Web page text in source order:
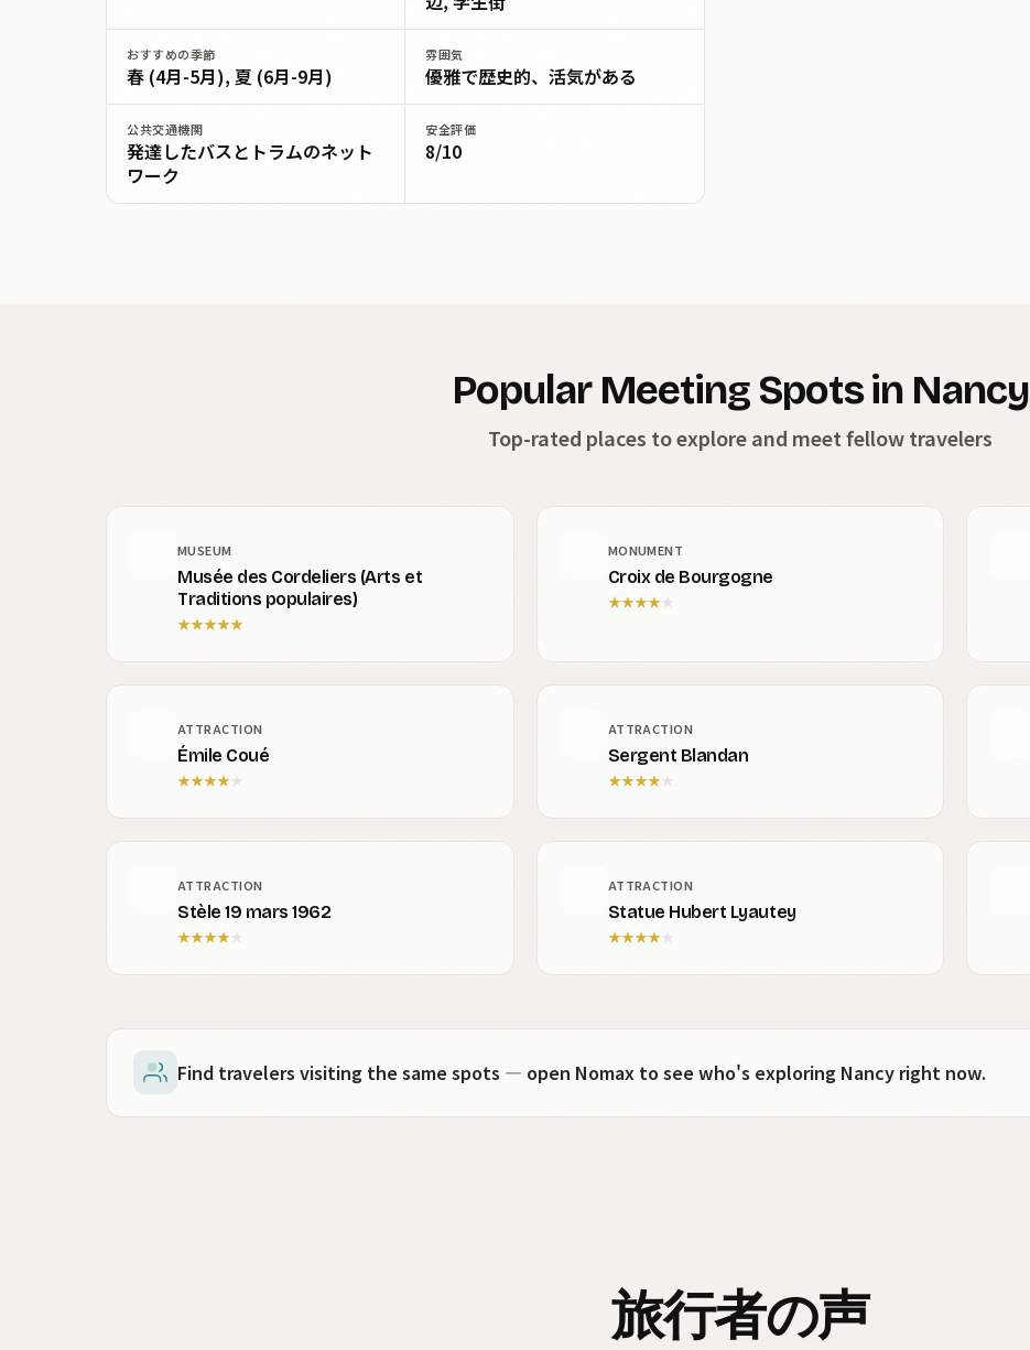
おすすめの季節
春 (4月-5月), 夏 (6月-9月)
雰囲気
優雅で歴史的、活気がある
公共交通機関
発達したバスとトラムのネット
ワーク
安全評価
8/10
Popular Meeting Spots in Nancy
Top-rated places to explore and meet fellow travelers
MUSEUM
Musée des Cordeliers (Arts et
Traditions populaires)
★★★★★
MONUMENT
Croix de Bourgogne
★★★★★
ATTRACTION
Émile Coué
★★★★ ★
ATTRACTION
Sergent Blandan
★★★★★
ATTRACTION
Stèle 19 mars 1962
★★★★ ★
ATTRACTION
Statue Hubert Lyautey
★★★★★
Find travelers visiting the same spots — open Nomax to see who's exploring Nancy right now.
旅行者の声